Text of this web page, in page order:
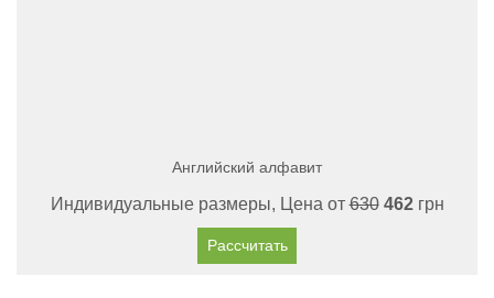
Английский алфавит
Индивидуальные размеры, Цена от630 462грн
Рассчитать